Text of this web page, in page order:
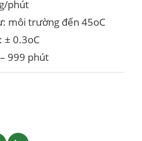
phút
môi trường đến 45oC
± 0.3oC
999 phút